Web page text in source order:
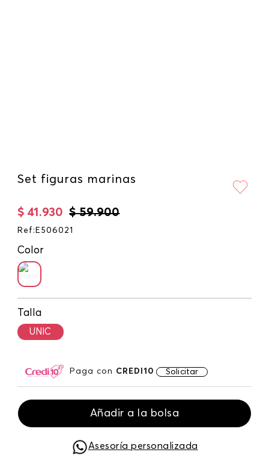
Set figuras marinas
$ 59.900
$ 41 .930
Ref : E506021
Color
Talla
UNIC
Paga con CREDI10 Solicitar
Añadir a la bolsa
Asesoría personalizada